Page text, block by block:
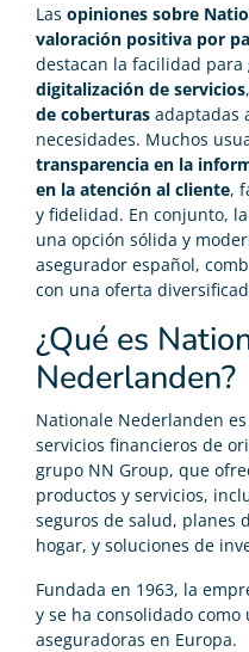
Las opiniones sobre
valoración positiva por
destacan la facilidad para
digitalización de servicios
de coberturas adaptadas
necesidades. Muchos
transparencia en la
en la atención al cliente,
y fidelidad. En conjunto,
una opción sólida y
asegurador español,
con una oferta
¿Qué es
Nederlanden?
Nationale Nederlanden
servicios financieros de
grupo NN Group, que
productos y servicios,
seguros de salud, planes
hogar, y soluciones de
Fundada en 1963, la
y se ha consolidado
aseguradoras en Europa.